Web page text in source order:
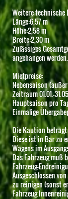
Weitere technische
Länge:6,57 m
Höhe:2,58 m
Breite:2,30 m
Zulässiges
angehangen werden.
Mietpreise:
Nebensaison
Zeitraum 01.01.-
Hauptsaison pro
Einmalige
Die Kaution
Diese ist in Bar zu
Wagens im
Das Fahrzeug muß
Fahrzeug-
Ausgeschlossen
zu reinigen (sonst
Fahrzeug